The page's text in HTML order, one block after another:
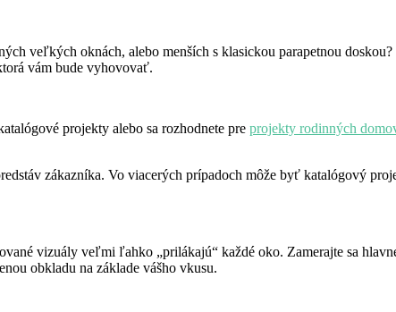
veľkých oknách, alebo menších s klasickou parapetnou
vám bude vyhovovať.
projekty alebo sa rozhodnete pre projekty rodinných
zákazníka. Vo viacerých prípadoch môže byť katalógový
vizuály veľmi ľahko „prilákajú“ každé oko. Zamerajte sa
obkladu na základe vášho vkusu.